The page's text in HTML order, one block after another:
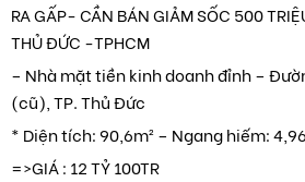
RA GẤP- CẦN BÁN GIẢM SỐC 500
THỦ ĐỨC -TPHCM
– Nhà mặt tiền kinh doanh đỉnh –
(cũ), TP. Thủ Đức
* Diện tích: 90,6m² – Ngang hiếm: 4,96
=>GIÁ : 12 TỶ 100TR